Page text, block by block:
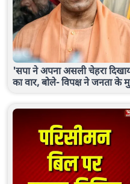
'सपा ने अपना असली चेहरा
का वार, बोले- विपक्ष ने जनता के